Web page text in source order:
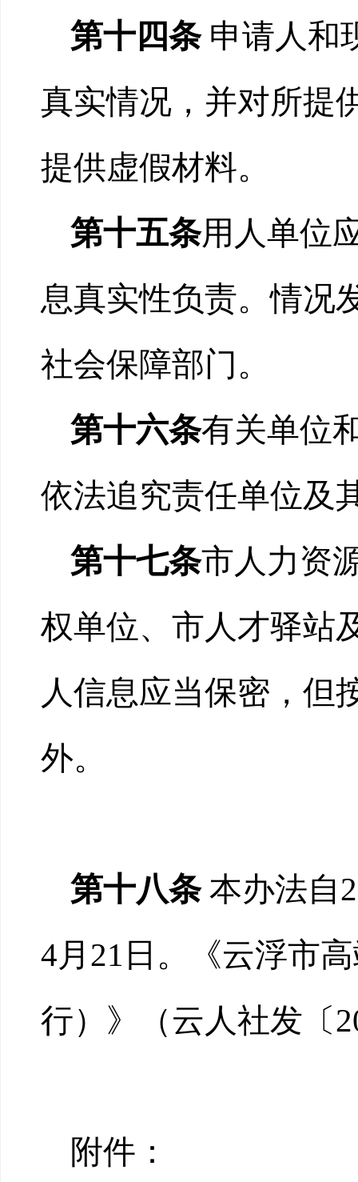
第十四条 申请人和
真实情况，并对所提
提供虚假材料。
第十五条用人单位
息真实性负责。情况
社会保障部门。
第十六条有关单位
依法追究责任单位及
第十七条市人力资
权单位、市人才驿站
人信息应当保密，但
外。
第十八条本办法自
4月21日。《云浮市
行）》（云人社发〔
附件：